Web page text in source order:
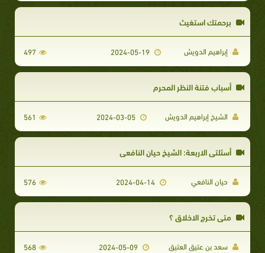
برحمتك استغيث
إبراهيم الدويش 2024-05-19
497
أسباب فتنة النظر المحرم
الشيخ إبراهيم الدويش 2024-03-05
561
أسئلتي الاربعة: الشيخ حيان النافعي
حيان النافعي 2024-04-14
576
متى تخرج الاخلاق ؟
سعد بن عتيق العتيق 568